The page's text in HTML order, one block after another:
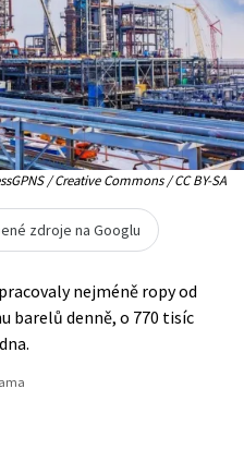
/ Creative Commons / CC BY-SA
zdroje na Googlu
nejméně ropy od
barelů denně, o 770 tisíc